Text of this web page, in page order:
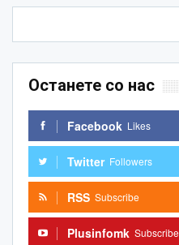
Останете со нас
Facebook Likes
Twitter Followers
RSS Subscribe
Plusinfomk Subscribe